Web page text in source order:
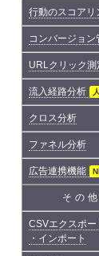
行動のスコアリ
コンバージョン
URLクリック測
流入経路分析
クロス分析
ファネル分析
広告連携機能
その
CSVエクスポー
・インポート